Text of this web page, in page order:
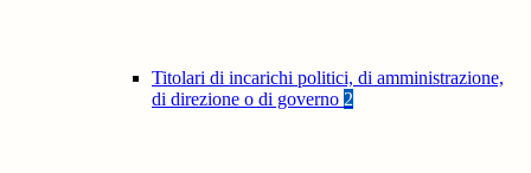
Titolari di incarichi politici, di amministrazione,
di direzione o di governo 2